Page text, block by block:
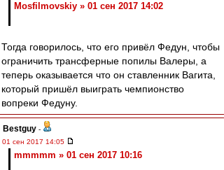
Mosfilmovskiy » 01 сен 2017 14:02
Тогда говорилось, что его привёл Федун, чтобы
ограничить трансферные попилы Валеры, а
теперь оказывается что он ставленник Вагита,
который пришёл выиграть чемпионство
вопреки Федуну.
Bestguy -
01 сен 2017 14:05
mmmmm » 01 сен 2017 10:16